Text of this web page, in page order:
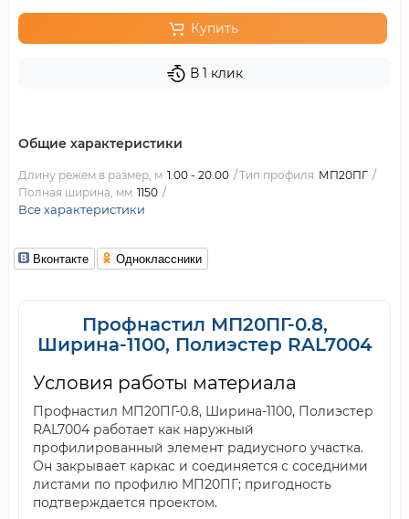
Купить
В 1 клик
Общие характеристики
Длину режем в размер, м 1.00 - 20.00 Тип профиля МП20ПГ
Полная ширина, мм 1150
Все характеристики
Вконтакте Одноклассники
Профнастил МП20ПГ-0.8,
Ширина-1100, Полиэстер RAL7004
Условия работы материала
Профнастил МП20ПГ-0.8, Ширина-1100, Полиэстер
RAL7004 работает как наружный
профилированный элемент радиусного участка.
Он закрывает каркас и соединяется с соседними
листами по профилю МП20ПГ; пригодность
подтверждается проектом.